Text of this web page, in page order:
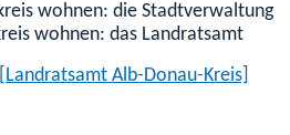
wohnen: die Stadtverwaltung
wohnen: das Landratsamt
Alb-Donau-Kreis]